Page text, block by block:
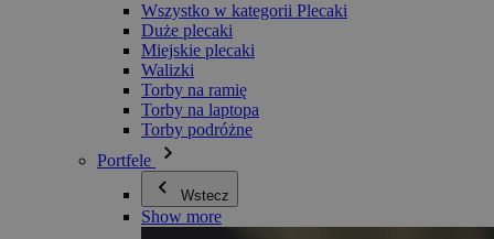
Wszystko w kategorii Plecaki
Duże plecaki
Miejskie plecaki
Walizki
Torby na ramię
Torby na laptopa
Torby podróżne
Portfele
Wstecz
Show more